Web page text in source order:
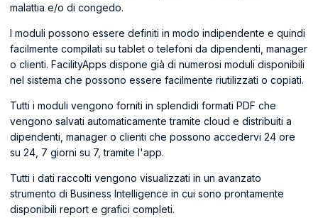
malattia e/o di congedo.
I moduli possono essere definiti in modo indipendente e quindi
facilmente compilati su tablet o telefoni da dipendenti, manager
o clienti. FacilityApps dispone già di numerosi moduli disponibili
nel sistema che possono essere facilmente riutilizzati o copiati.
Tutti i moduli vengono forniti in splendidi formati PDF che
vengono salvati automaticamente tramite cloud e distribuiti a
dipendenti, manager o clienti che possono accedervi 24 ore
su 24, 7 giorni su 7, tramite l'app.
Tutti i dati raccolti vengono visualizzati in un avanzato
strumento di Business Intelligence in cui sono prontamente
disponibili report e grafici completi.